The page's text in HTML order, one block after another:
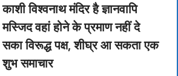
काशी विश्वनाथ मंदिर है ज्ञानवापि
मस्जिद वहां होने के प्रमाण नहीं दे
सका विरूद्ध पक्ष, शीघ्र आ सकता एक
शुभ समाचार